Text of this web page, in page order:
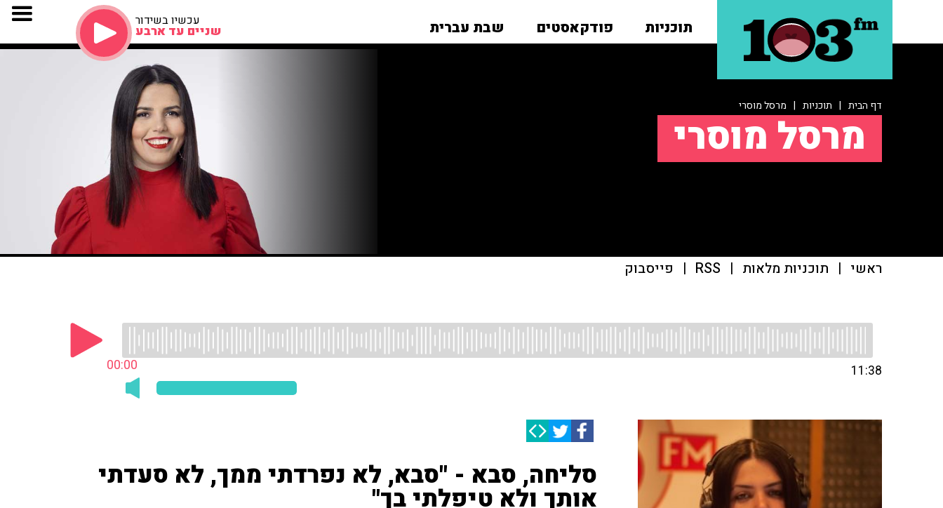
תוכניות פודקאסטים שבת עברית עכשיו בשידור
שניים עד ארבע
דף הבית | תוכניות | מרסל מוסרי
מרסל מוסרי
ראשי | תוכניות מלאות |
RSS
| פייסבוק
00:00 11:38
סליחה, סבא - "סבא, לא נפרדתי ממך, לא סעדתי
אותך ולא טיפלתי בך"